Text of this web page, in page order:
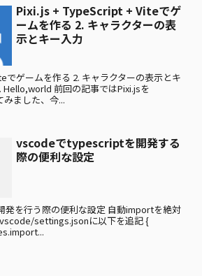
Pixi.js + TypeScript + Viteでゲ
ームを作る 2. キャラクターの表
示とキー入力
でゲームを作る 2. キャラクターの表示とキ
Hello,world 前回の記事ではPixi.jsを
ました、今...
vscodeでtypescriptを開発する
際の便利な設定
発を行う際の便利な設定 自動importを絶対
settings.jsonに以下を追記 {